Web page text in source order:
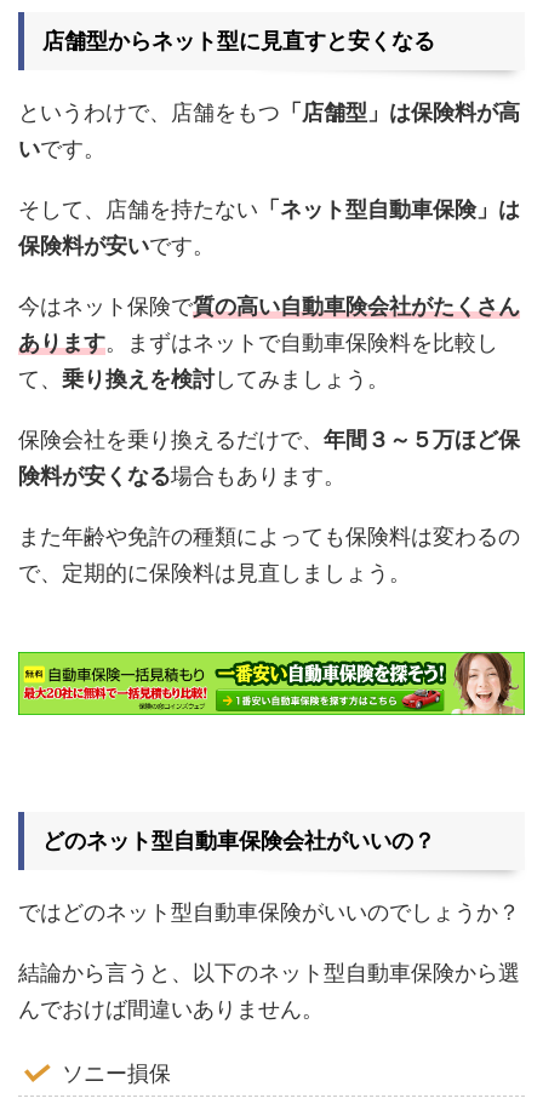
店舗型からネット型に見直すと安くなる
というわけで、店舗をもつ 「店舗型」は保険料が高
いです。
そして、店舗を持たない 「ネット型自動車保険」は
保険料が安いです。
今はネット保険で質の高い自動車険会社がたくさん
あります。まずはネットで自動車保険料を比較し
て、 乗り換えを検討してみましょう。
保険会社を乗り換えるだけで、 年間３～５万ほど保
険料が安くなる場合もあります。
また年齢や免許の種類によっても保険料は変わるの
で、定期的に保険料は見直しましょう。
どのネット型自動車保険会社がいいの？
ではどのネット型自動車保険がいいのでしょうか？
結論から言うと、以下のネット型自動車保険から選
んでおけば間違いありません。
ソニー損保